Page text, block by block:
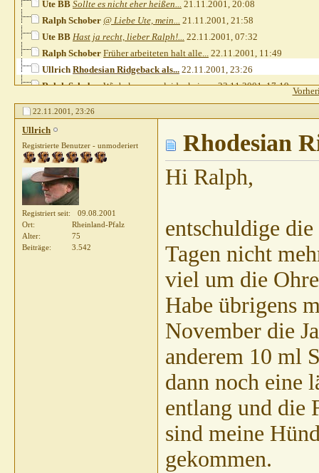
Ute BB Sollte es nicht eher heißen... 21.11.2001, 20:08
Ralph Schober @ Liebe Ute, mein... 21.11.2001, 21:58
Ute BB Hast ja recht, lieber Ralph!... 22.11.2001, 07:32
Ralph Schober Früher arbeiteten halt alle... 22.11.2001, 11:49
Ullrich Rhodesian Ridgeback als... 22.11.2001, 23:26
Ralph Schober Wir bekommen leider keine...23.11.2001,17:19
Ullrich Ridgeback in jagdlicher Hand23.11.2001,19:32
22.11.2001, 23:26
Ullrich
Registrierte Benutzer - unmoderiert
Registriert seit
09.08.2001
Ort
Rheinland-Pfalz
Alter
75
Beiträge
3.542
Rhodesian
Hi Ralph,
entschuldige
Tagen nicht
viel um die
Habe übrigens
November die
anderem 10 ml
dann noch eine
entlang und die
sind meine
gekommen.